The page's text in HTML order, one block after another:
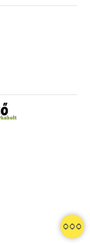
Bad Girl Reputation
lány (Avalon Bay 2.)
Elle Kennedy